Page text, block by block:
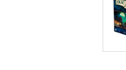
Настольная игра Hobby World